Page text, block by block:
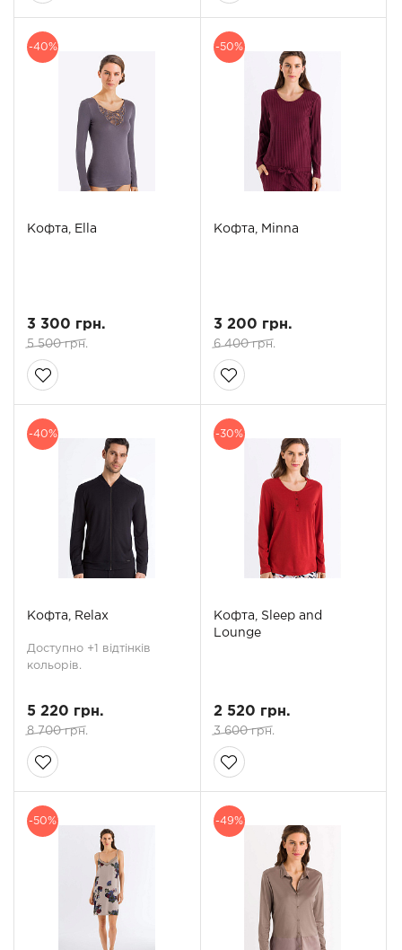
-40%
Кофта, Ella
3 300 грн.
5 500 грн.
-50%
Кофта, Minna
3 200 грн.
6 400 грн.
-40%
Кофта, Relax
Доступно +1 відтінків
кольорів.
5 220 грн.
8 700 грн.
-30%
Кофта, Sleep and
Lounge
2 520 грн.
3 600 грн.
-50% -49%